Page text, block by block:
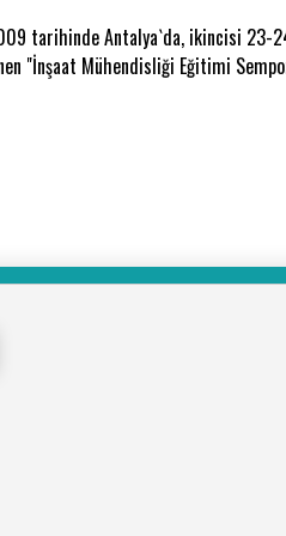
tarihinde Antalya`da, ikincisi 23-
"İnşaat Mühendisliği Eğitimi